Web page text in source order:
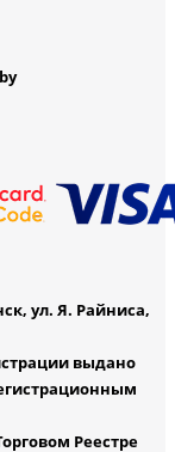
ул. Я. Райниса,
выдано
Реестре